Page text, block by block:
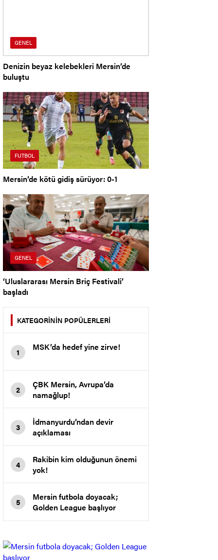
GENEL
Denizin beyaz kelebekleri Mersin’de
buluştu
FUTBOL
Mersin’de kötü gidiş sürüyor: 0-1
GENEL
‘Uluslararası Mersin Briç Festivali’
başladı
KATEGORİNİN POPÜLERLERİ
1 MSK’da hedef yine zirve!
2
ÇBK Mersin, Avrupa’da
namağlup!
3
İdmanyurdu’ndan devir
açıklaması
4
Rakibin kim olduğunun önemi
yok!
5
Mersin futbola doyacak;
Golden League başlıyor